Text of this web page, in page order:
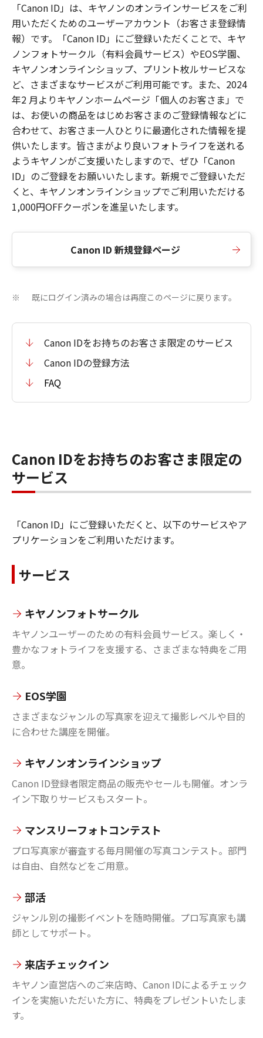
「Canon ID」は、キヤノンのオンラインサービスをご利
用いただくためのユーザーアカウント（お客さま登録情
報）です。「Canon ID」にご登録いただくことで、キヤ
ノンフォトサークル（有料会員サービス）やEOS学園、
キヤノンオンラインショップ、プリント枚ルサービスな
ど、さまざまなサービスがご利用可能です。また、2024
年2 月よりキヤノンホームページ「個人のお客さま」で
は、お使いの商品をはじめお客さまのご登録情報などに
合わせて、お客さま一人ひとりに最適化された情報を提
供いたします。皆さまがより良いフォトライフを送れる
ようキヤノンがご支援いたしますので、ぜひ「Canon
ID」のご登録をお願いいたします。新規でご登録いただ
くと、キヤノンオンラインショップでご利用いただける
1,000円OFFクーポンを進呈いたします。
Canon ID 新規登録ページ
※ 既にログイン済みの場合は再度このページに戻ります。
Canon IDをお持ちのお客さま限定のサービス
Canon IDの登録方法
FAQ
Canon IDをお持ちのお客さま限定の
サービス
「Canon ID」にご登録いただくと、以下のサービスやア
プリケーションをご利用いただけます。
サービス
キヤノンフォトサークル
キヤノンユーザーのための有料会員サービス。楽しく・
豊かなフォトライフを支援する、さまざまな特典をご用
意。
EOS学園
さまざまなジャンルの写真家を迎えて撮影レベルや目的
に合わせた講座を開催。
キヤノンオンラインショップ
Canon ID登録者限定商品の販売やセールも開催。オンラ
イン下取りサービスもスタート。
マンスリーフォトコンテスト
プロ写真家が審査する毎月開催の写真コンテスト。部門
は自由、自然などをご用意。
部活
ジャンル別の撮影イベントを随時開催。プロ写真家も講
師としてサポート。
来店チェックイン
キヤノン直営店へのご来店時、Canon IDによるチェック
インを実施いただいた方に、特典をプレゼントいたしま
す。